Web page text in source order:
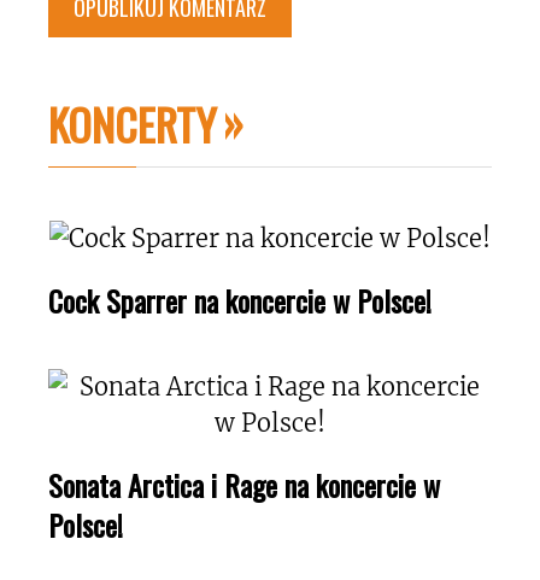
KONCERTY
Cock Sparrer na koncercie w Polsce!
Sonata Arctica i Rage na koncercie w
Polsce!